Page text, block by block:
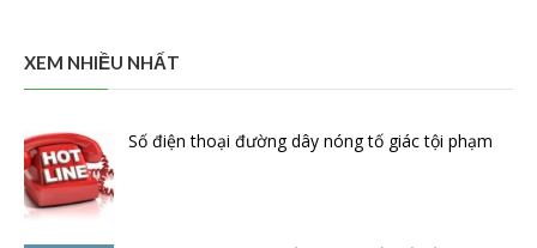
XEM NHIỀU NHẤT
Số điện thoại đường dây nóng tố giác tội phạm